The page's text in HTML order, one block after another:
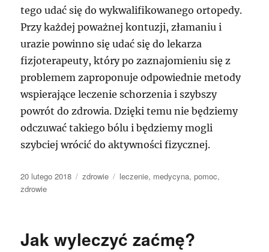
tego udać się do wykwalifikowanego ortopedy.
Przy każdej poważnej kontuzji, złamaniu i
urazie powinno się udać się do lekarza
fizjoterapeuty, który po zaznajomieniu się z
problemem zaproponuje odpowiednie metody
wspierające leczenie schorzenia i szybszy
powrót do zdrowia. Dzięki temu nie będziemy
odczuwać takiego bólu i będziemy mogli
szybciej wrócić do aktywności fizycznej.
Data
publikacji
20 lutego 2018 Kategorie
zdrowie Tagi
leczenie, medycyna,pomoc,
zdrowie
Jak wyleczyć zaćmę?